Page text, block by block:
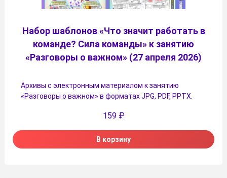
Набор шаблонов «Что значит работать в
команде? Сила команды» к занятию
«Разговоры о важном» (27 апреля 2026)
Архивы с электронным материалом к занятию
«Разговоры о важном» в форматах JPG, PDF, PPTX.
159 ₽
В корзину